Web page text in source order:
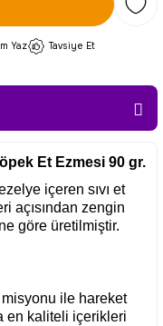
Yaz Tavsiye Et
Et Ezmesi 90 gr.
içeren sıvı et
açısından zengin
göre üretilmiştir.
misyonu ile hareket
en kaliteli içerikleri